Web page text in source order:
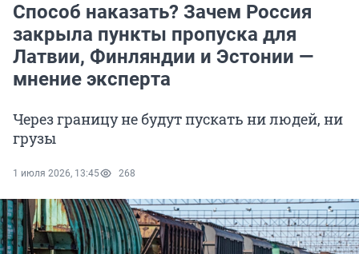
Способ наказать? Зачем Россия
закрыла пункты пропуска для
Латвии, Финляндии и Эстонии —
мнение эксперта
Через границу не будут пускать ни людей, ни
грузы
1 июля 2026, 13:45 268